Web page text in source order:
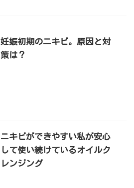
妊娠初期のニキビ。原因と対
策は？
ニキビができやすい私が安心
して使い続けているオイルク
レンジング